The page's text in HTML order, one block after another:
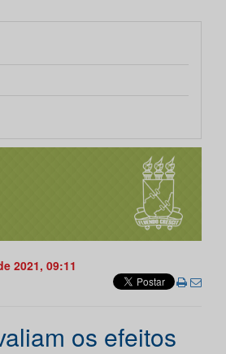
2021, 09:11
os efeitos